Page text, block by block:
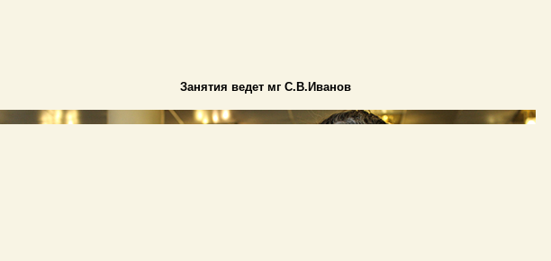
Занятия ведет мг С.В.Иванов